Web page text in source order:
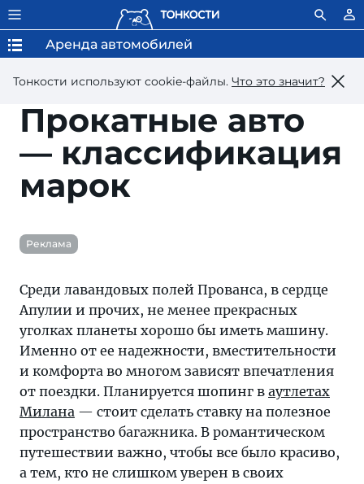
Тонкости используют сookie-файлы. Что это значит?
Аренда автомобилей
Прокатные авто
— классификация
марок
Реклама
Среди лавандовых полей Прованса, в сердце
Апулии и прочих, не менее прекрасных
уголках планеты хорошо бы иметь машину.
Именно от ее надежности, вместительности
и комфорта во многом зависят впечатления
от поездки. Планируется шопинг в аутлетах
Милана — стоит сделать ставку на полезное
пространство багажника. В романтическом
путешествии важно, чтобы все было красиво,
а тем, кто не слишком уверен в своих